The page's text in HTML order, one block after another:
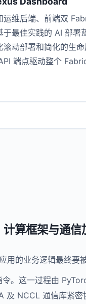
运维后端、前端双
于最佳实践的 AI 部署
滚动部署和简化的生
端点驱动整个
计算框架与通信
用的业务逻辑最终要
。这一过程由
及 NCCL 通信库紧密